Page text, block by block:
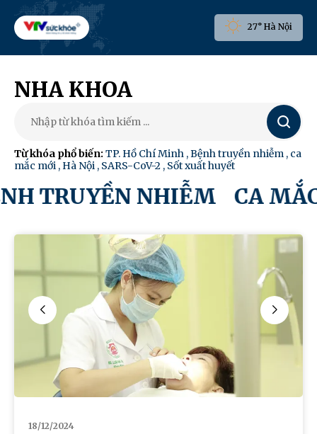
27° Hà Nội
NHA KHOA
Tìm
kiếm
Từ khóa phổ biến: TP. Hồ Chí Minh ,Bệnh truyền nhiễm , ca
mắc mới , Hà Nội , SARS-CoV-2 , Sốt xuất huyết
TRUYỀN NHIỄM CA
18/12/2024